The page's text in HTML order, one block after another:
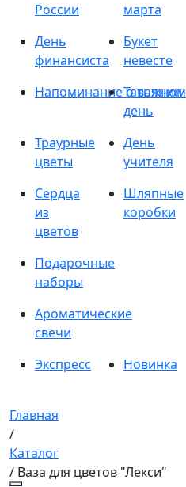
России
марта
День
финансиста
Букет
невесте
Напоминание о важном
Татьянин
день
Траурные
цветы
День
учителя
Сердца
из
цветов
Шляпные
коробки
Подарочные
наборы
Ароматические
свечи
Экспресс
Новинка
Главная
/
Каталог
/ Ваза для цветов "Лекси"